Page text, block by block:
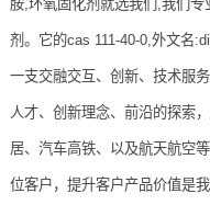
胺,环氧固化剂就选我们,我们
剂。它的cas 111-40-0,外文名
一支交融交互、创新、技术服
人才、创新理念、前沿的探索
居、汽车高铁、以及航天航空
位客户，提升客户产品价值是